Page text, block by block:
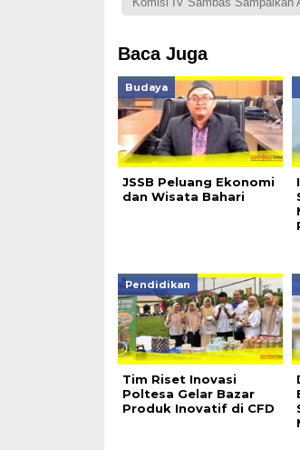
Baca Juga
Budaya
JSSB Peluang Ekonomi
dan Wisata Bahari
Pendidikan
Tim Riset Inovasi
Poltesa Gelar Bazar
Produk Inovatif di CFD